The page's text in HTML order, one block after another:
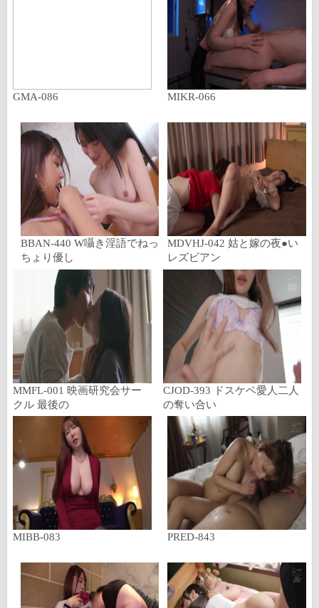
MIKR-066
GMA-086
BBAN-440 W囁き淫語でねっ
ちょり優し
MDVHJ-042 姑と嫁の夜●い
レズビアン
MMFL-001 映画研究会サー
クル 最後の
CJOD-393 ドスケベ愛人二人
の奪い合い
PRED-843
MIBB-083